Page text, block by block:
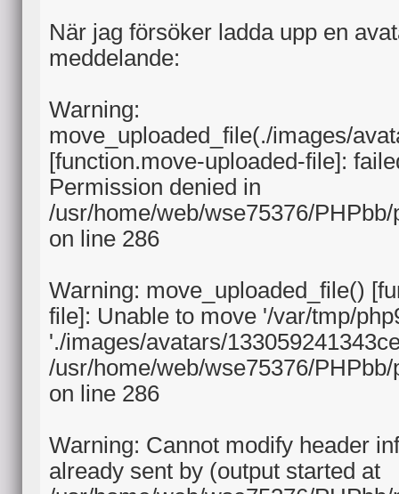
När jag försöker ladda upp en
meddelande:
Warning:
move_uploaded_file(./images/
[function.move-uploaded-file]:
Permission denied in
/usr/home/web/wse75376/
on line 286
Warning: move_uploaded_file()
file]: Unable to move '/var/tmp/
'./images/avatars/
/usr/home/web/wse75376/
on line 286
Warning: Cannot modify header
already sent by (output started at